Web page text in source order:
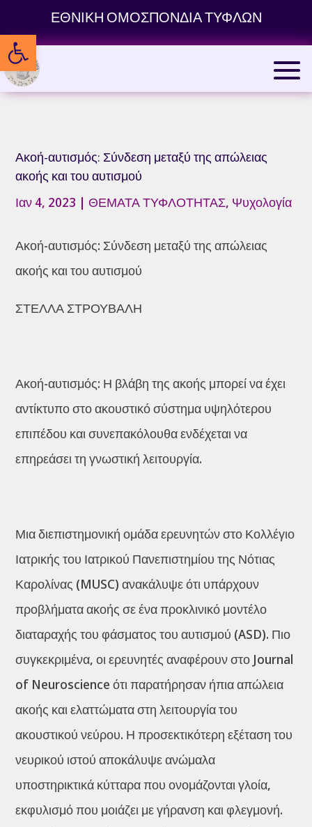
content
Ανοίξτε τη γραμμή εργαλείων
ΕΘΝΙΚΗ ΟΜΟΣΠΟΝΔΙΑ ΤΥΦΛΩΝ
Ακοή-αυτισμός: Σύνδεση μεταξύ της απώλειας
ακοής και του αυτισμού
Ιαν 4, 2023 |ΘΕΜΑΤΑ ΤΥΦΛΟΤΗΤΑΣ, Ψυχολογία
Ακοή-αυτισμός: Σύνδεση μεταξύ της απώλειας
ακοής και του αυτισμού
ΣΤΕΛΛΑ ΣΤΡΟΥΒΑΛΗ
Ακοή-αυτισμός: Η βλάβη της ακοής μπορεί να έχει
αντίκτυπο στο ακουστικό σύστημα υψηλότερου
επιπέδου και συνεπακόλουθα ενδέχεται να
επηρεάσει τη γνωστική λειτουργία.
Μια διεπιστημονική ομάδα ερευνητών στο Κολλέγιο
Ιατρικής του Ιατρικού Πανεπιστημίου της Νότιας
Καρολίνας (MUSC) ανακάλυψε ότι υπάρχουν
προβλήματα ακοής σε ένα προκλινικό μοντέλο
διαταραχής του φάσματος του αυτισμού (ASD). Πιο
συγκεκριμένα, οι ερευνητές αναφέρουν στο Journal
of Neuroscience ότι παρατήρησαν ήπια απώλεια
ακοής και ελαττώματα στη λειτουργία του
ακουστικού νεύρου. Η προσεκτικότερη εξέταση του
νευρικού ιστού αποκάλυψε ανώμαλα
υποστηρικτικά κύτταρα που ονομάζονται γλοία,
εκφυλισμό που μοιάζει με γήρανση και φλεγμονή.